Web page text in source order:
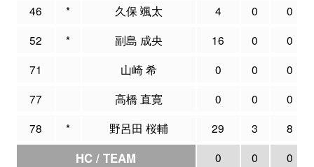
46
* 久保 颯太 4 0
0
52
* 副島 成央 16 0
0
71
山崎 希 0 0
0
77
高橋 直寛 0 0
0
78
* 野呂田 桜輔 29 3 8
HC / TEAM 0 0 0